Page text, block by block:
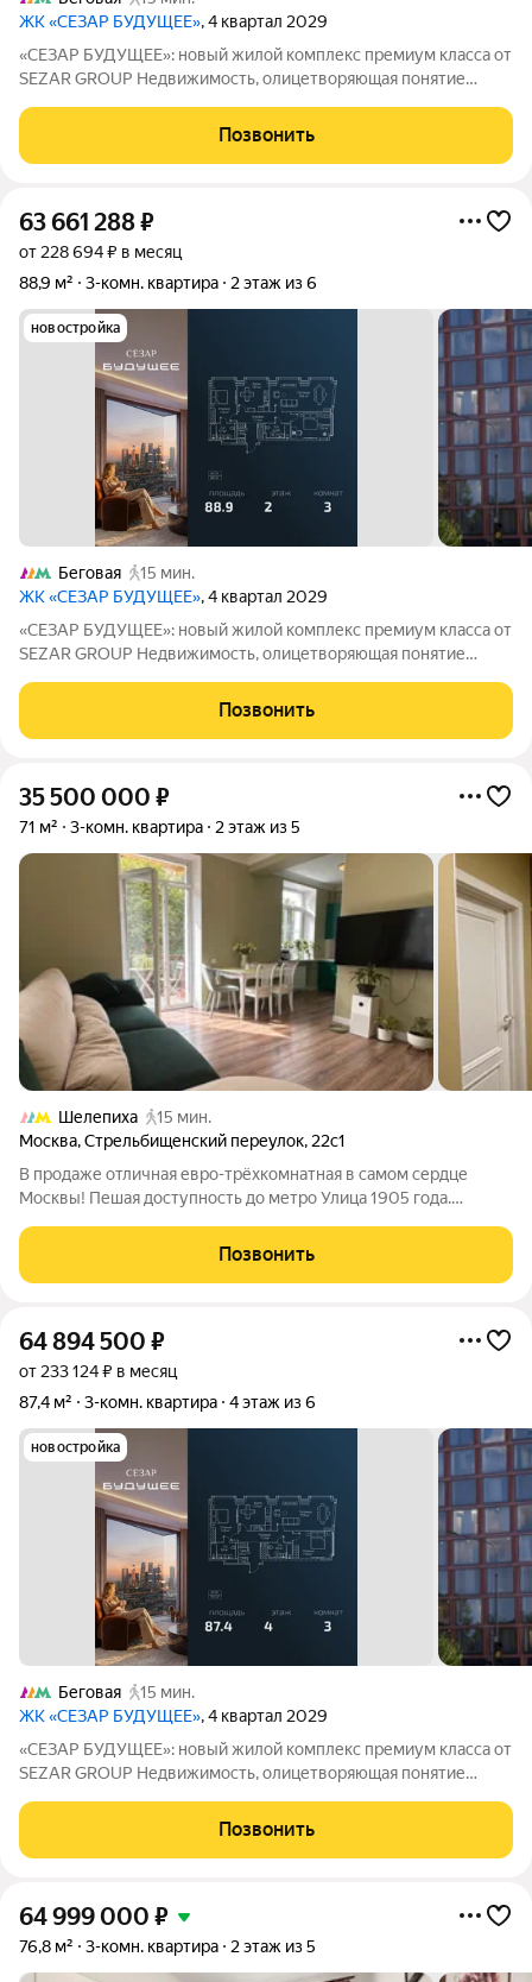
ЖК «СЕЗАР БУДУЩЕЕ», 4 квартал 2029
«СЕЗАР БУДУЩЕЕ»: новый жилой комплекс премиум класса от
SEZAR GROUP Недвижимость, олицетворяющая понятие
класса, формирующий новый архитектурный
Позвонить
63 661 288₽
от 228 694 ₽ в месяц
88,9 м²
3-комн. квартира 2 этаж из 6
новостройка
Беговая
15 мин.
ЖК «СЕЗАР БУДУЩЕЕ», 4 квартал 2029
«СЕЗАР БУДУЩЕЕ»: новый жилой комплекс премиум класса от
SEZAR GROUP Недвижимость, олицетворяющая понятие
класса, формирующий новый архитектурный
Позвонить
35 500 000 ₽
71 м² 3-комн. квартира 2 этаж из 5
Шелепиха
15 мин.
Москва,Стрельбищенский переулок, 22с1
В продаже отличная евро-трёхкомнатная в самом сердце
Москвы! Пешая доступность до метро Улица 1905 года.
дополнительных вложений, потолки 3,4 метра, много света. 2
изолированные спальни, с системами
Позвонить
64 894 500 ₽
от 233 124 ₽ в месяц
87,4 м²
3-комн. квартира 4 этаж из 6
новостройка
Беговая
15 мин.
ЖК «СЕЗАР БУДУЩЕЕ», 4 квартал 2029
«СЕЗАР БУДУЩЕЕ»: новый жилой комплекс премиум класса от
SEZAR GROUP Недвижимость, олицетворяющая понятие
класса, формирующий новый архитектурный
Позвонить
64 999 000 ₽
76,8 м² 3-комн. квартира 2 этаж из 5